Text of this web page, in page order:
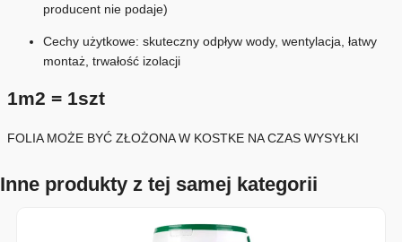
producent nie podaje)
Cechy użytkowe: skuteczny odpływ wody, wentylacja, łatwy
montaż, trwałość izolacji
1m2 = 1szt
FOLIA MOŻE BYĆ ZŁOŻONA W KOSTKE NA CZAS WYSYŁKI
Inne produkty z tej samej kategorii